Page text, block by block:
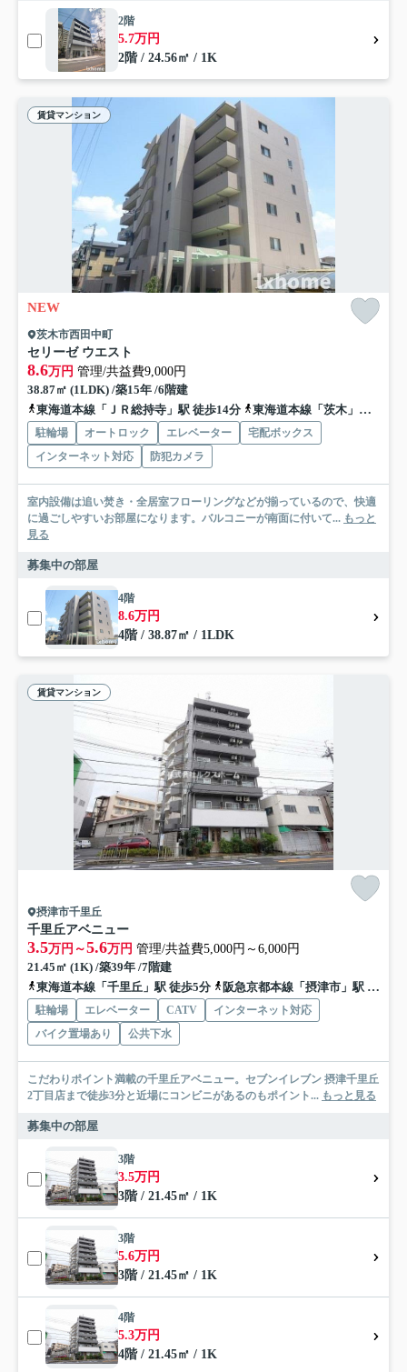
2階
5.7万円
2階 / 24.56㎡ / 1K
賃貸マンション
NEW
茨木市西田中町
セリーゼ ウエスト
8.6万円 管理/共益費9,000円
38.87㎡ (1LDK) /築15年 /6階建
東海道本線「ＪＲ総持寺」駅 徒歩14分
東海道本線「茨木」駅 徒歩18分
駐輪場 オートロック エレベーター
宅配ボックス
インターネット対応
防犯カメラ
室内設備は追い焚き・全居室フローリングなどが揃っているので、快適
に過ごしやすいお部屋になります。バルコニーが南面に付いて... もっと
見る
募集中の部屋
4階
8.6万円
4階 / 38.87㎡ / 1LDK
賃貸マンション
摂津市千里丘
千里丘アベニュー
3.5万円～5.6万円 管理/共益費5,000円～6,000円
21.45㎡ (1K) /築39年 /7階建
東海道本線「千里丘」駅 徒歩5分
阪急京都本線「摂津市」駅 徒歩10分
駐輪場 エレベーター CATV
インターネット対応
バイク置場あり
公共下水
こだわりポイント満載の千里丘アベニュー。セブンイレブン 摂津千里丘
2丁目店まで徒歩3分と近場にコンビニがあるのもポイント... もっと見る
募集中の部屋
3階
3.5万円
3階 / 21.45㎡ / 1K
3階
5.6万円
3階 / 21.45㎡ / 1K
4階
5.3万円
4階 / 21.45㎡ / 1K